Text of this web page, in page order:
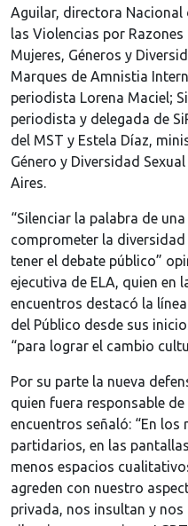
Aguilar, directora Nacional
las Violencias por
Mujeres, Géneros y
Marques de Amnistia
periodista Lorena Maciel;
periodista y delegada de
del MST y Estela Díaz,
Género y Diversidad
Aires.
“Silenciar la palabra de
comprometer la
tener el debate público”
ejecutiva de ELA, quien en
encuentros destacó la
del Público desde sus
“para lograr el cambio
Por su parte la nueva
quien fuera responsable
encuentros señaló: “En
partidarios, en las
menos espacios
agreden con nuestro
privada, nos insultan y